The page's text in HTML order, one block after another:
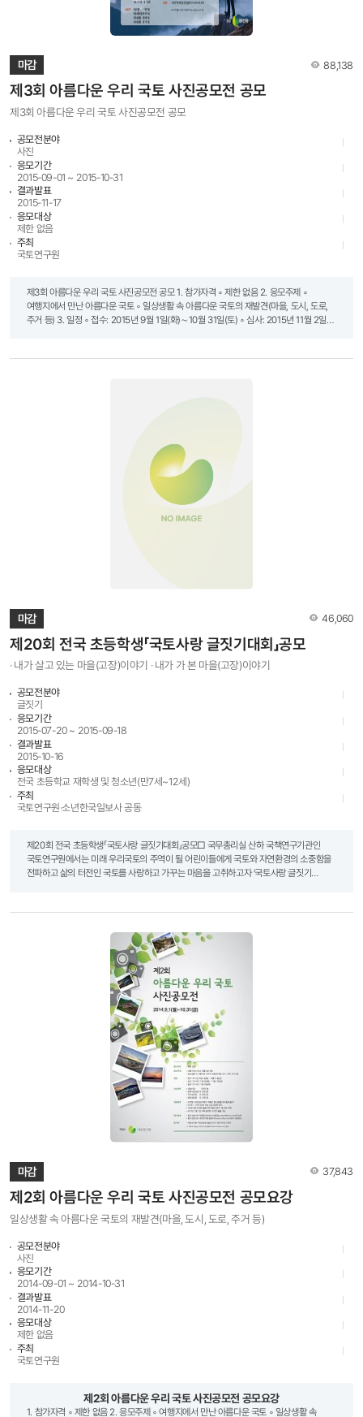
국토연구원장상(3명) 상장 및 부상(문화상품권20만 원) ㅇ 단체부문 구 분 시 상 내 용 대
상 국토교통부장관상(1개교) 금 상 국토연구원장상(1개교) 은 상 소년한국일보사장상
마감 조회수
88,138
제3회 아름다운 우리 국토 사진공모전 공모
제3회 아름다운 우리 국토 사진공모전 공모
공모전분야
사진
응모기간
2015-09-01 ~ 2015-10-31
결과발표
2015-11-17
응모대상
제한 없음
주최
국토연구원
제3회 아름다운 우리 국토 사진공모전 공모 1. 참가자격 ◦ 제한 없음 2. 응모주제 ◦
여행지에서 만난 아름다운 국토 ◦ 일상생활 속 아름다운 국토의 재발견(마을, 도시, 도로,
주거 등) 3. 일정 ◦ 접수: 2015년 9월 1일(화)∼10월 31일(토) ◦ 심사: 2015년 11월 2일
(www.krihs.re.kr) → 열린마당 → 공모전 → 제3회 아름다운 우리 국토 사진공모전
출품된 작품의 저작권은 출품자에게 귀속함 ◦ 수상자(저작자)는 국토연구원이 수상작을
공모전의 취지, 목적을 달성하기 위한 필요한 한도 내에서 복제 및 전송의 방법으로
이용하는 것을 허락함 ◦ 국토연구원은 필요에 따라 수상자(저작자)와 협의하여 수상작을
창작적으로 변형하는 등 2차적 저작물을 작성할 수 있음 ◦ 출품작의 저작권 및 초상권 등
수상작에 대한 모든 법적인 책임은 출품자가 부담 ◦ 표절작은 심사에서 제외하며, 수상작
선정 후에도 수상 취소 및 상금 회수 ◦ 타 공모전의 입상경력이 있거나 발표된 적이 있는
마감 조회수
46,060
제20회 전국 초등학생「국토사랑 글짓기대회」공모
· 내가 살고 있는 마을(고장)이야기 · 내가 가 본 마을(고장)이야기
공모전분야
글짓기
응모기간
2015-07-20 ~ 2015-09-18
결과발표
2015-10-16
응모대상
전국 초등학교 재학생 및 청소년(만7세~12세)
주최
국토연구원·소년한국일보사 공동
제20회 전국 초등학생「국토사랑 글짓기대회」공모□ 국무총리실 산하 국책연구기관인
국토연구원에서는 미래 우리국토의 주역이 될 어린이들에게 국토와 자연환경의 소중함을
전파하고 삶의 터전인 국토를 사랑하고 가꾸는 마음을 고취하고자 ‘국토사랑 글짓기
~12세) ◦ 별도 참가비 없음□ 글짓기 주제 ① 내가 살고 있는 마을(고장)이야기 ·
(고장), 자랑하고 싶어요! · 내가 꿈꾸는 살고 싶은 우리 마을(고장) ② 내가 가 본 마을
(고장)이야기 · 아름다운 우리 강・산・바다 · 조상의 얼이 담긴 마을(고장) · 가보고
싶은 마을(고장)​□ 대회일정 내용 일정 원고 접수 7월20일(월)~9월18일(금) 심 사 1차
상 식 11월 7일(토)(예정)□ 응모방법◦ 작품형태 : 산문(생활문, 경험담, 기행문 등)이며
동시는 제외◦ 원고분량 : 200자 원고지 10장 내외◦ 응모방법 : 학교별 또는 개인별 응모
(우편접수)◦ 보낼곳 : 서울시 종로구 창경궁로 136 보령빌딩 10층, 소년한국일보(우:100-
750) - 우편 봉투 표지에 “국토사랑 글짓기 작품”으로 적으시기 바랍니다□ 주의사항◦
손글씨로 작성된 작품만 접수◦ 1인 1편만 응모가 가능합니다(동일인 1편 이상 응모 시
무효처리)□ 시상내용ㅇ 개인부문 구 분 시 상 내 용 대 상 국토교통부장관상(1명) 상장 및
(2명) 상장 및 장학금 50만원 소년한국일보사장상(2명) 동 상 소년한국일보사장상(50명)
상장 및 부상(문화상품권20만 원) ㅇ 단체부문 구 분 시 상 내 용 대 상 국토교통부장관상
(1개교) 금 상 국토연구원장상(1개교) 은 상 소년한국일보사장상(2개교) 동 상
국토연구원장상(3개교)□ 대회문의 및 입상발표◦ 국토연구원 홈페이지 :
http://www.krihs.re.kr◦ 소년한국일보 홈페이지 : http://kids.hankooki.com -
연락처 : 02-274-2408
마감 조회수
37,843
제2회 아름다운 우리 국토 사진공모전 공모요강
일상생활 속 아름다운 국토의 재발견(마을, 도시, 도로, 주거 등)
공모전분야
사진
응모기간
2014-09-01 ~ 2014-10-31
결과발표
2014-11-20
응모대상
제한 없음
주최
국토연구원
제2회 아름다운 우리 국토 사진공모전 공모요강
1. 참가자격 ◦ 제한 없음 2. 응모주제 ◦ 여행지에서 만난 아름다운 국토 ◦ 일상생활 속